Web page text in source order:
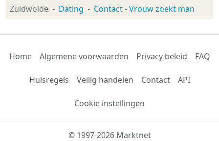
Zuidwolde Dating Contact - Vrouw zoekt man
Home Algemene voorwaarden Privacy beleid FAQ
Huisregels Veilig handelen Contact API
Cookie instellingen
© 1997-2026 Marktnet